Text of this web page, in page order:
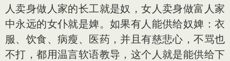
人卖身做人家的长工就是奴，女人卖身做富人家
中永远的女仆就是婢。如果有人能供给奴婢：衣
服、饮食、病瘦、医药，并且有慈悲心，不骂也
不打，都用温言软语教导，这个人就是能供给下